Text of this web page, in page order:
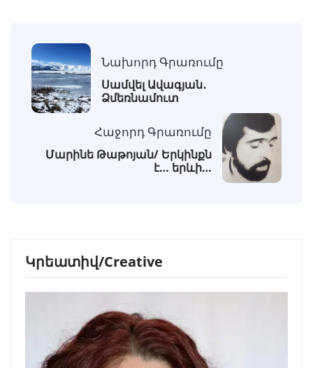
Նախորդ Գրառումը
Սամվել Ավագյան․
Ձմեռնամուտ
Հաջորդ Գրառումը
Մարինե Թաթոյան/ Երկինքն
է… երևի…
Կրեատիվ/Creative